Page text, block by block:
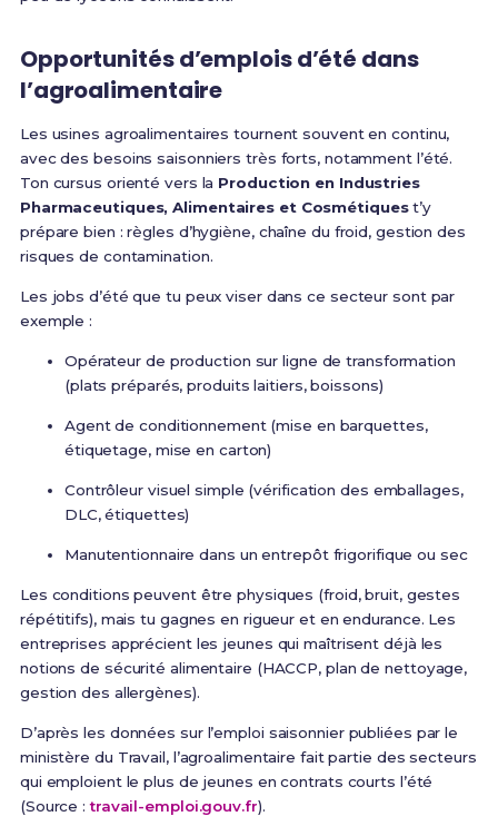
Opportunités d’emplois d’été dans
l’agroalimentaire
Les usines agroalimentaires tournent souvent en continu,
avec des besoins saisonniers très forts, notamment l’été.
Ton cursus orienté vers la Production en Industries
Pharmaceutiques, Alimentaires et Cosmétiquest’y
prépare bien : règles d’hygiène, chaîne du froid, gestion des
risques de contamination.
Les jobs d’été que tu peux viser dans ce secteur sont par
exemple :
Opérateur de production sur ligne de transformation
(plats préparés, produits laitiers, boissons)
Agent de conditionnement (mise en barquettes,
étiquetage, mise en carton)
Contrôleur visuel simple (vérification des emballages,
DLC, étiquettes)
Manutentionnaire dans un entrepôt frigorifique ou sec
Les conditions peuvent être physiques (froid, bruit, gestes
répétitifs), mais tu gagnes en rigueur et en endurance. Les
entreprises apprécient les jeunes qui maîtrisent déjà les
notions de sécurité alimentaire (HACCP, plan de nettoyage,
gestion des allergènes).
D’après les données sur l’emploi saisonnier publiées par le
ministère du Travail, l’agroalimentaire fait partie des secteurs
qui emploient le plus de jeunes en contrats courts l’été
(Source :travail-emploi.gouv.fr).